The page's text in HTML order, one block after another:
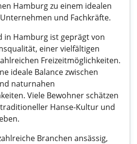
Hamburg zu einem idealen
und Fachkräfte.
in Hamburg ist geprägt von
einer vielfältigen
Freizeitmöglichkeiten.
ideale Balance zwischen
naturnahen
Viele Bewohner schätzen
Hanse-Kultur und
Branchen ansässig,